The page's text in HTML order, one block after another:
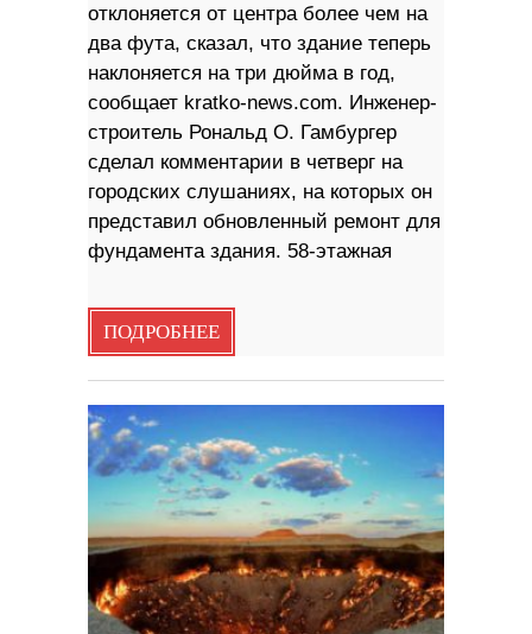
отклоняется от центра более чем на
два фута, сказал, что здание теперь
наклоняется на три дюйма в год,
сообщает kratko-news.com. Инженер-
строитель Рональд О. Гамбургер
сделал комментарии в четверг на
городских слушаниях, на которых он
представил обновленный ремонт для
фундамента здания. 58-этажная
ПОДРОБНЕЕ